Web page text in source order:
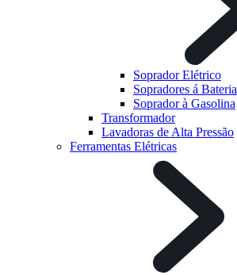
Soprador Elétrico
Sopradores á Bateria
Soprador à Gasolina
Transformador
Lavadoras de Alta Pressão
Ferramentas Elétricas